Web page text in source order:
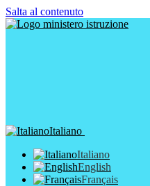
Salta al contenuto
Italiano
Italiano
English
Français